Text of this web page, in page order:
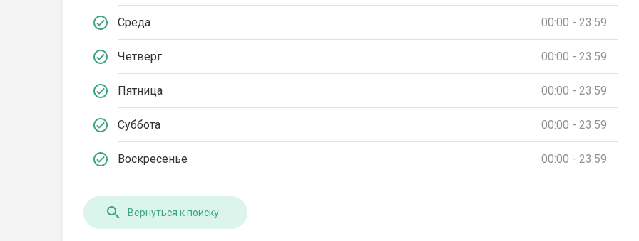
Среда 00:00 - 23:59
Четверг 00:00 - 23:59
Пятница 00:00 - 23:59
Суббота 00:00 - 23:59
Воскресенье 00:00 - 23:59
Вернуться к поиску